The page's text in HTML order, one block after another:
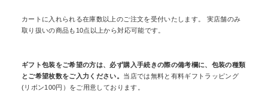
リビング雑貨
食品
ギフト
カートに入れられる在庫数以上のご注文を受付いたします。 実店舗のみ
取り扱いの商品も10点以上から対応可能です。
ギフト包装をご希望の方は、必ず購入手続きの際の備考欄に、包装の種類
とご希望枚数をご入力ください。 当店では無料と有料ギフトラッピング
(リボン100円）をご用意しております。